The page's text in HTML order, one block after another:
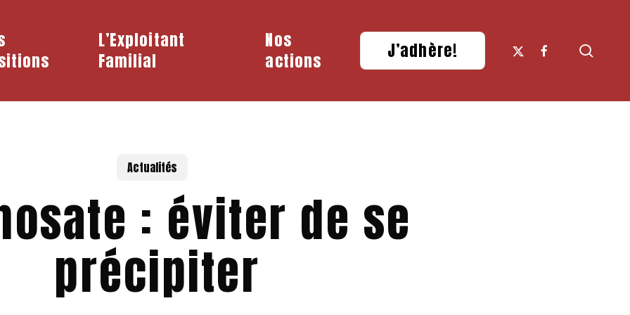
L’Exploitant
Familial
Nos
actions
J’adhère! x-
twitter
facebook
Actualités
: éviter de se
précipiter